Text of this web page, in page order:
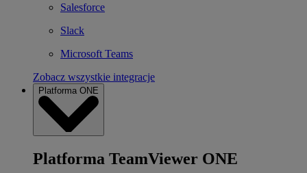
Salesforce
Slack
Microsoft Teams
Zobacz wszystkie integracje
Platforma ONE
Platforma TeamViewer ONE